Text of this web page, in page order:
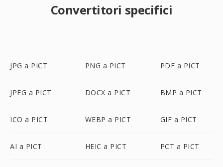
Convertitori specifici
JPG a PICT PNG a PICT PDF a PICT
JPEG a PICT DOCX a PICT BMP a PICT
ICO a PICT WEBP a PICT GIF a PICT
AI a PICT HEIC a PICT PCT a PICT